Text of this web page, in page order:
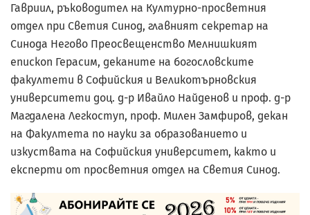
Гавриил, ръководител на Културно-просветния
отдел при Светия Синод, главният секретар на
Синода Негово Преосвещенство Мелнишкият
епископ Герасим, деканите на богословските
факултети в Софийския и Великотърновския
университети доц. д-р Ивайло Найденов и проф. д-р
Магдалена Легкоступ, проф. Милен Замфиров, декан
на Факултета по науки за образованието и
изкуствата на Софийския университет, както и
експерти от просветния отдел на Светия Синод.